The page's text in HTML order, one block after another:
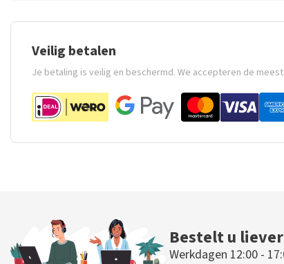
Veilig betalen
Je betaling is veilig en beschermd. We accepteren de
Bestelt u
Werkdagen 12:00 -